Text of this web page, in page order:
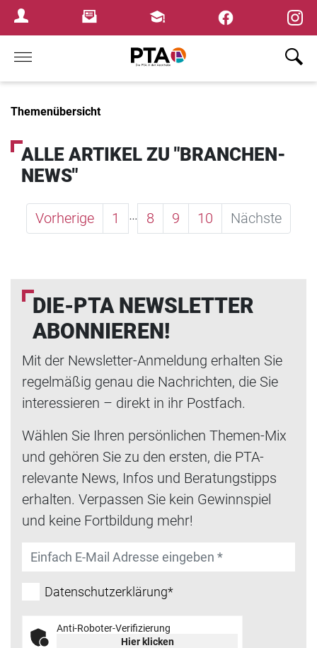
Login MenuNewsletterFortbildungen
Home
Themenübersicht
ALLE ARTIKEL ZU "BRANCHEN-
NEWS"
Vorherige 1 … 8 9 10 Nächste
DIE-PTA NEWSLETTER
ABONNIEREN!
Mit der Newsletter-Anmeldung erhalten Sie
regelmäßig genau die Nachrichten, die Sie
interessieren – direkt in ihr Postfach.
Wählen Sie Ihren persönlichen Themen-Mix
und gehören Sie zu den ersten, die PTA-
relevante News, Infos und Beratungstipps
erhalten. Verpassen Sie kein Gewinnspiel
und keine Fortbildung mehr!
Datenschutzerklärung*
Anti-Roboter-Verifizierung
Hier klicken
×